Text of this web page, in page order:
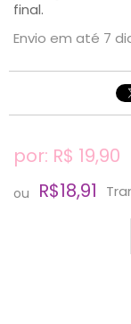
final.
Envio em até 7
por: R$ 19,90
ou R$18,91